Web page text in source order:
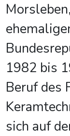
1982 bis
Beruf des
sich auf